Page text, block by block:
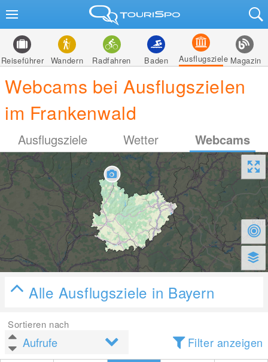
Reiseführer Wandern Radfahren Baden Ausflugsziele Magazin
Webcams bei Ausflugszielen
im Frankenwald
Ausflugsziele Wetter Webcams
Alle Ausflugsziele in Bayern
Sortieren nach
Filter anzeigen